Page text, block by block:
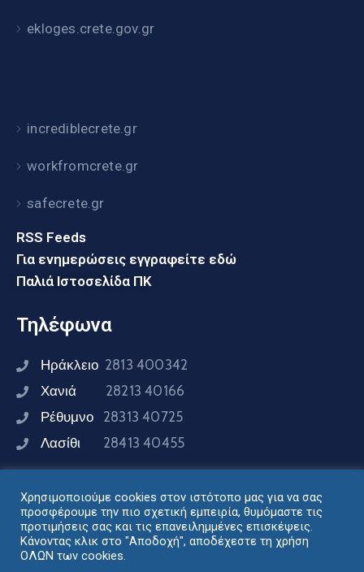
ekloges.crete.gov.gr
incrediblecrete.gr
workfromcrete.gr
safecrete.gr
RSS Feeds
Για ενημερώσεις εγγραφείτε εδώ
Παλιά Ιστοσελίδα ΠΚ
Τηλέφωνα
Ηράκλειο 2813 400342
Χανιά 28213 40166
Ρέθυμνο 28313 40725
Λασίθι 28413 40455
Συνδεθείτε μαζί μας
Χρησιμοποιούμε cookies στον ιστότοπο μας για να σας
προσφέρουμε την πιο σχετική εμπειρία, θυμόμαστε τις
προτιμήσεις σας και τις επανειλημμένες επισκέψεις.
Κάνοντας κλικ στο "Αποδοχή", αποδέχεστε τη χρήση
ΟΛΩΝ των cookies.